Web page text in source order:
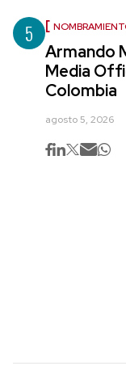
5
Armando
Media
Colombia
agosto 5, 2026